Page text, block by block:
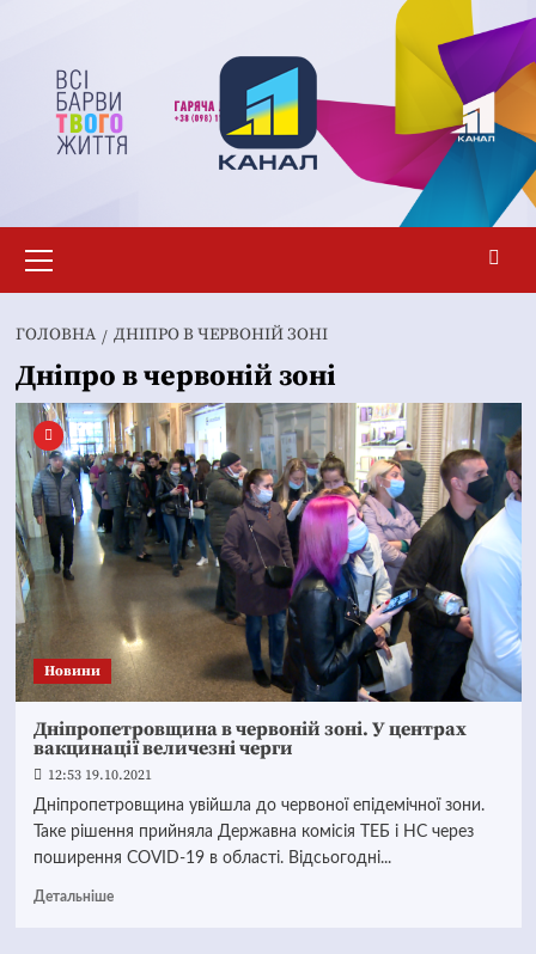
вмісту
меню
ГОЛОВНА ДНІПРО В ЧЕРВОНІЙ ЗОНІ
Дніпро в червоній зоні
Новини
Дніпропетровщина в червоній зоні. У центрах
вакцинації величезні черги
12:53 19.10.2021
Дніпропетровщина увійшла до червоної епідемічної зони.
Таке рішення прийняла Державна комісія ТЕБ і НС через
поширення СОVID-19 в області. Відсьогодні...
Детальніше